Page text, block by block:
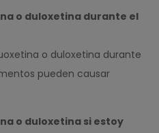
o duloxetina durante el
o duloxetina durante
pueden causar
o duloxetina si estoy